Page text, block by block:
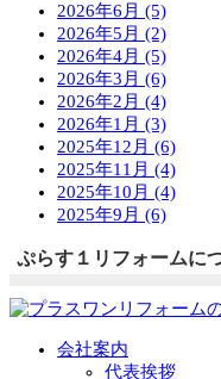
2026年6月 (5)
2026年5月 (2)
2026年4月 (5)
2026年3月 (6)
2026年2月 (4)
2026年1月 (3)
2025年12月 (6)
2025年11月 (4)
2025年10月 (4)
2025年9月 (6)
ぷらす１リフォームに
会社案内
代表挨拶